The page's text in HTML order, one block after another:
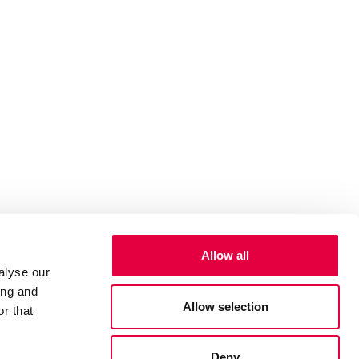
our
and
that
Allow all
Allow selection